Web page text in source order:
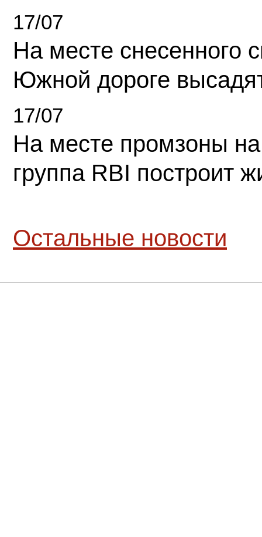
17/07
На месте снесенного
Южной дороге
17/07
На месте промзоны
группа RBI построит
Остальные новости